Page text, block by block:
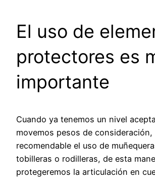
El uso de
protectores es
importante
Cuando ya tenemos un nivel
movemos pesos de consideración,
recomendable el uso de
tobilleras o rodilleras, de esta
protegeremos la articulación en